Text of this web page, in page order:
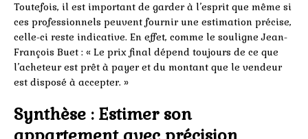
Toutefois, il est important de garder à l’esprit que même si
ces professionnels peuvent fournir une estimation précise,
celle-ci reste indicative. En effet, comme le souligne Jean-
François Buet : « Le prix final dépend toujours de ce que
l’acheteur est prêt à payer et du montant que le vendeur
est disposé à accepter. »
Synthèse : Estimer son